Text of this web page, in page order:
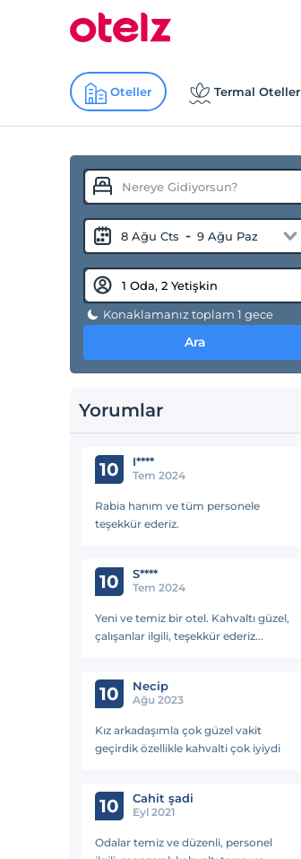
Oteller Termal Oteller
8 Ağu Cts - 9 Ağu Paz
Konaklamanız toplam 1 gece
Ara
Yorumlar
10 I****
Tem 2024
Rabia hanım ve tüm personele
teşekkür ederiz.
10 S****
Tem 2024
Yeni ve temiz bir otel. Kahvaltı güzel,
çalışanlar ilgili, teşekkür ederiz...
10 Necip
Ağu 2023
Kız arkadaşımla çok güzel vakit
geçirdik özellikle kahvalti çok iyiydi
10 Cahit şadi
Eyl 2021
Odalar temiz ve düzenli, personel